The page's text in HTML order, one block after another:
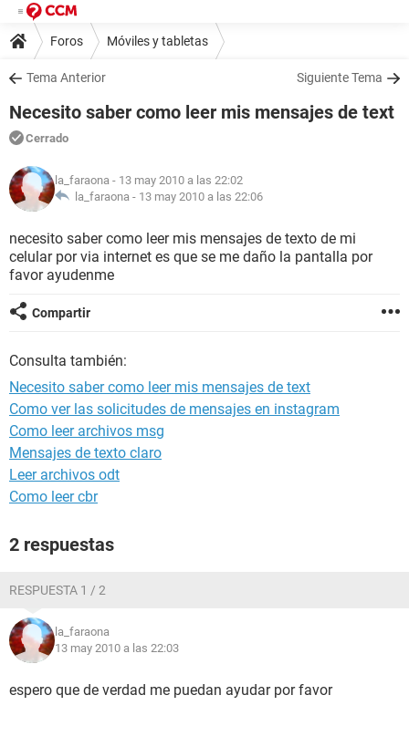
Foros Móviles y tabletas
Tema Anterior Siguiente Tema
Necesito saber como leer mis mensajes de text
Cerrado
la_faraona - 13 may 2010 a las 22:02
la_faraona - 13 may 2010 a las 22:06
necesito saber como leer mis mensajes de texto de mi
celular por via internet es que se me daño la pantalla por
favor ayudenme
Compartir
Consulta también:
Necesito saber como leer mis mensajes de text
Como ver las solicitudes de mensajes en instagram
Como leer archivos msg
Mensajes de texto claro
Leer archivos odt
Como leer cbr
2 respuestas
RESPUESTA 1 / 2
la_faraona
13 may 2010 a las 22:03
espero que de verdad me puedan ayudar por favor